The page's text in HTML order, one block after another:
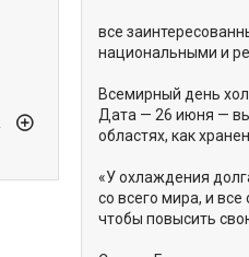
все
национальными и
Всемирный день
Дата — 26 июня —
областях, как
«У охлаждения
со всего мира, и
чтобы повысить